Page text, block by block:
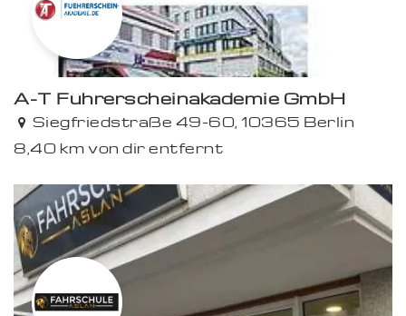
A-T Führerscheinakademie GmbH
Siegfriedstraße 49-60, 10365 Berlin
8,40 km von dir entfernt